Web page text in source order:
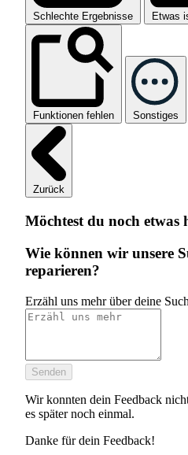
Schlechte Ergebnisse Etwas
Funktionen fehlen Sonstiges
Zurück
Möchtest du noch etwas
Wie können wir unsere
reparieren?
Erzähl uns mehr über deine
Senden
Wir konnten dein Feedback
es später noch einmal.
Danke für dein Feedback!